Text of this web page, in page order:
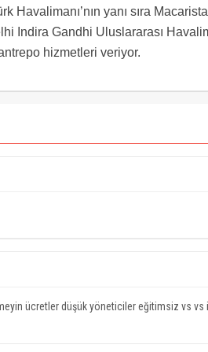
Havalimanı’nın yanı sıra
Indira Gandhi Uluslararası
hizmetleri veriyor.
ücretler düşük yöneticiler eğitimsiz vs